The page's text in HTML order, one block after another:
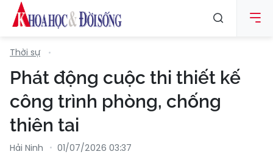
Thời sự
Phát động cuộc thi thiết kế
công trình phòng, chống
thiên tai
Hải Ninh 01/07/2026 03:37